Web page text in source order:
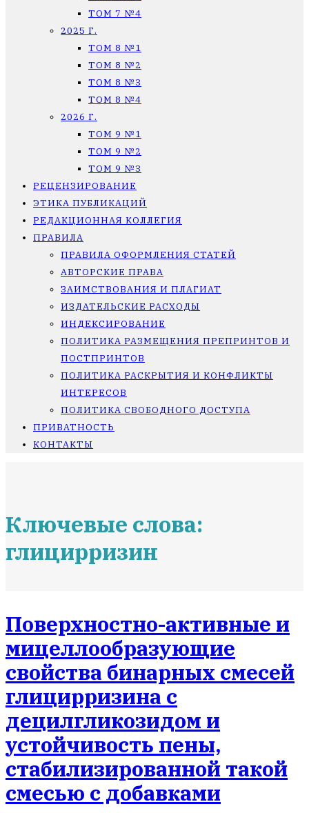
ТОМ 7 №4
2025 Г.
ТОМ 8 №1
ТОМ 8 №2
ТОМ 8 №3
ТОМ 8 №4
2026 Г.
ТОМ 9 №1
ТОМ 9 №2
ТОМ 9 №3
РЕЦЕНЗИРОВАНИЕ
ЭТИКА ПУБЛИКАЦИЙ
РЕДАКЦИОННАЯ КОЛЛЕГИЯ
ПРАВИЛА
ПРАВИЛА ОФОРМЛЕНИЯ СТАТЕЙ
АВТОРСКИЕ ПРАВА
ЗАИМСТВОВАНИЯ И ПЛАГИАТ
ИЗДАТЕЛЬСКИЕ РАСХОДЫ
ИНДЕКСИРОВАНИЕ
ПОЛИТИКА РАЗМЕЩЕНИЯ ПРЕПРИНТОВ И
ПОСТПРИНТОВ
ПОЛИТИКА РАСКРЫТИЯ И КОНФЛИКТЫ
ИНТЕРЕСОВ
ПОЛИТИКА СВОБОДНОГО ДОСТУПА
ПРИВАТНОСТЬ
КОНТАКТЫ
Ключевые слова:
глицирризин
Поверхностно-активные и
мицеллообразующие
свойства бинарных смесей
глицирризина с
децилгликозидом и
устойчивость пены,
стабилизированной такой
смесью с добавками